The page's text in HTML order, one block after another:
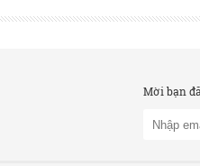
Mời bạn